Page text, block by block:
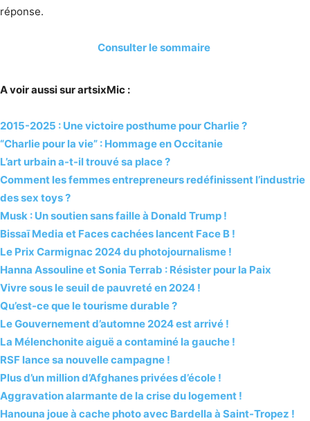
réponse.
Consulter le sommaire
A voir aussi sur artsixMic :
2015-2025 : Une victoire posthume pour Charlie ?
“Charlie pour la vie” : Hommage en Occitanie
L’art urbain a-t-il trouvé sa place ?
Comment les femmes entrepreneurs redéfinissent l’industrie
des sex toys ?
Musk : Un soutien sans faille à Donald Trump !
Bissaī Media et Faces cachées lancent Face B !
Le Prix Carmignac 2024 du photojournalisme !
Hanna Assouline et Sonia Terrab : Résister pour la Paix
Vivre sous le seuil de pauvreté en 2024 !
Qu’est-ce que le tourisme durable ?
Le Gouvernement d’automne 2024 est arrivé !
La Mélenchonite aiguë a contaminé la gauche !
RSF lance sa nouvelle campagne !
Plus d’un million d’Afghanes privées d’école !
Aggravation alarmante de la crise du logement !
Hanouna joue à cache photo avec Bardella à Saint-Tropez !